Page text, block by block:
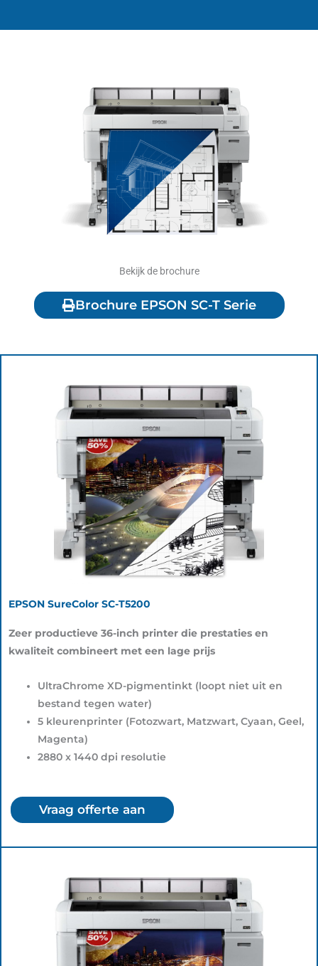
Bekijk de brochure
Brochure EPSON SC-T Serie
EPSON SureColor SC-T5200
Zeer productieve 36-inch printer die prestaties en
kwaliteit combineert met een lage prijs
UltraChrome XD-pigmentinkt (loopt niet uit en
bestand tegen water)
5 kleurenprinter (Fotozwart, Matzwart, Cyaan, Geel,
Magenta)
2880 x 1440 dpi resolutie
Vraag offerte aan